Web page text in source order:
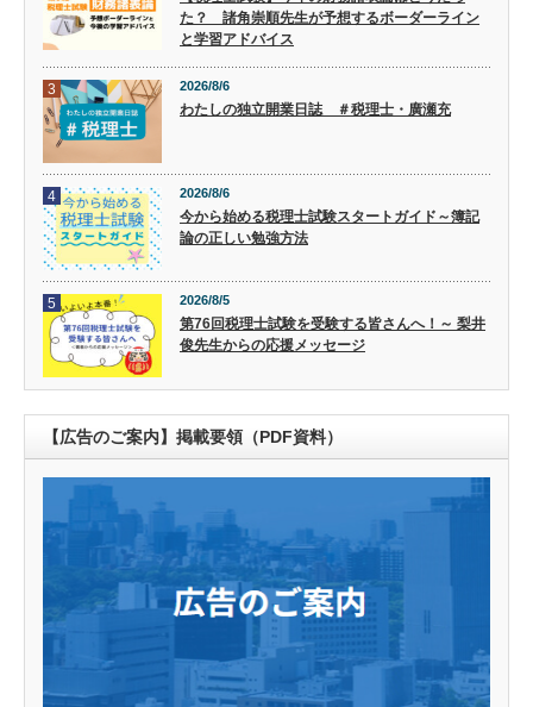
た？ 諸角崇順先生が予想するボーダーライン
と学習アドバイス
3 2026/8/6
わたしの独立開業日誌 ＃税理士・廣瀬充
4 2026/8/6
今から始める税理士試験スタートガイド～簿記
論の正しい勉強方法
5 2026/8/5
第76回税理士試験を受験する皆さんへ！～ 梨井
俊先生からの応援メッセージ
【広告のご案内】掲載要領（PDF資料）